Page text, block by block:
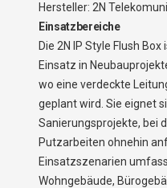
Hersteller: 2N
Einsatzbereiche
Die 2N IP Style Flush
Einsatz in
wo eine verdeckte
geplant wird. Sie eignet
Sanierungsprojekte, bei
Putzarbeiten ohnehin
Einsatzszenarien
Wohngebäude,